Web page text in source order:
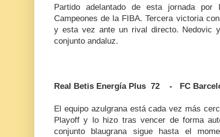
Partido adelantado de esta jornada
Campeones de la FIBA. Tercera victoria
y esta vez ante un rival directo. Nedovic
conjunto andaluz.
Real Betis Energía Plus 72 - FC
El equipo azulgrana está cada vez más
Playoff y lo hizo tras vencer de forma
conjunto blaugrana sigue hasta el